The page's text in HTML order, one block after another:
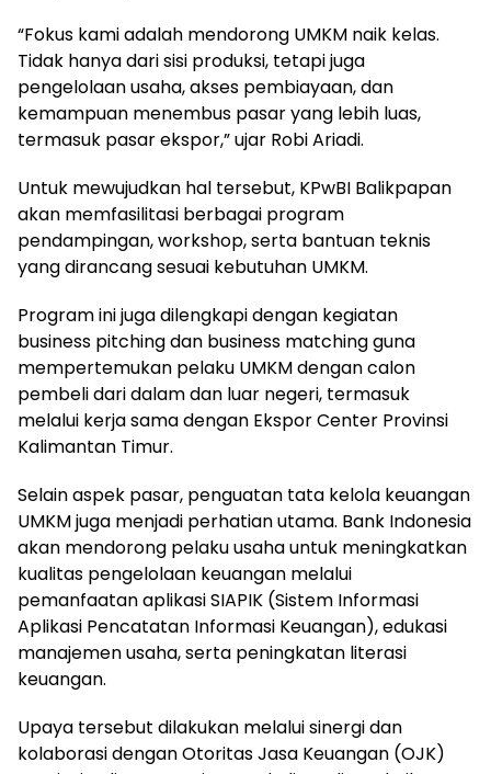
“Fokus kami adalah mendorong UMKM naik kelas.
Tidak hanya dari sisi produksi, tetapi juga
pengelolaan usaha, akses pembiayaan, dan
kemampuan menembus pasar yang lebih luas,
termasuk pasar ekspor,” ujar Robi Ariadi.
Untuk mewujudkan hal tersebut, KPwBI Balikpapan
akan memfasilitasi berbagai program
pendampingan, workshop, serta bantuan teknis
yang dirancang sesuai kebutuhan UMKM.
Program ini juga dilengkapi dengan kegiatan
business pitching dan business matching guna
mempertemukan pelaku UMKM dengan calon
pembeli dari dalam dan luar negeri, termasuk
melalui kerja sama dengan Ekspor Center Provinsi
Kalimantan Timur.
Selain aspek pasar, penguatan tata kelola keuangan
UMKM juga menjadi perhatian utama. Bank Indonesia
akan mendorong pelaku usaha untuk meningkatkan
kualitas pengelolaan keuangan melalui
pemanfaatan aplikasi SIAPIK (Sistem Informasi
Aplikasi Pencatatan Informasi Keuangan), edukasi
manajemen usaha, serta peningkatan literasi
keuangan.
Upaya tersebut dilakukan melalui sinergi dan
kolaborasi dengan Otoritas Jasa Keuangan (OJK)